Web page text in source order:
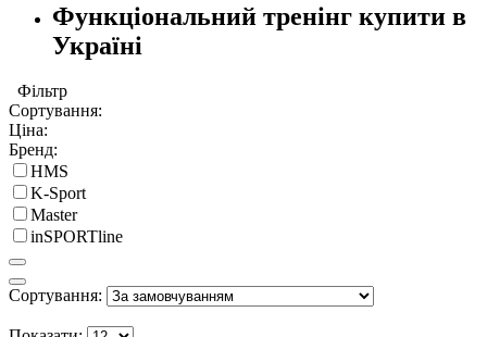
Функціональний тренінг купити в
Україні
Фільтр
Сортування:
Ціна:
Бренд:
HMS
K-Sport
Master
inSPORTline
Сортування: